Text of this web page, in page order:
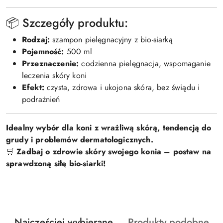
📦 Szczegóły produktu:
Rodzaj: szampon pielęgnacyjny z bio-siarką
Pojemność: 500 ml
Przeznaczenie: codzienna pielęgnacja, wspomaganie
leczenia skóry koni
Efekt: czysta, zdrowa i ukojona skóra, bez świądu i
podrażnień
Idealny wybór dla koni z wrażliwą skórą, tendencją do
grudy i problemów dermatologicznych.
🛒Zadbaj o zdrowie skóry swojego konia – postaw na
sprawdzoną siłę bio-siarki!